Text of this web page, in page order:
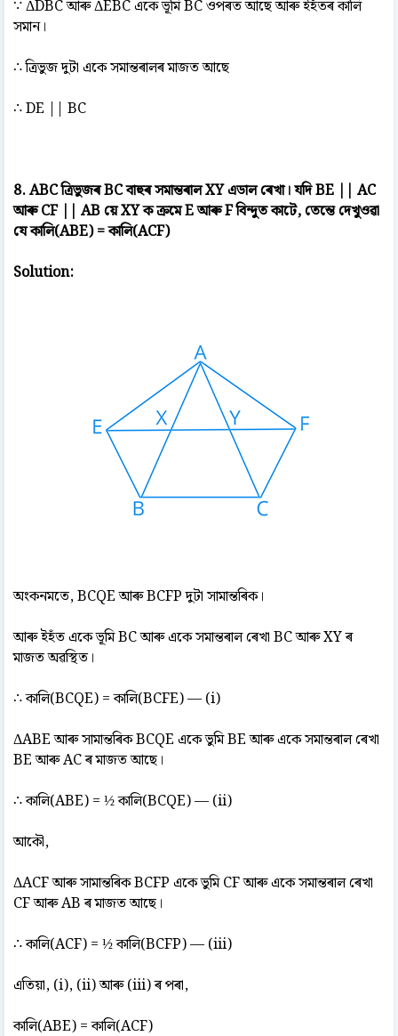
∵ ΔDBC আৰু ΔEBC একে ভূমি BC ওপৰত আছে আৰু ইহঁতৰ কালি
সমান।
∴ ত্ৰিভুজ দুটা একে সমান্তৰালৰ মাজত আছে
∴ DE || BC
8. ABC ত্ৰিভুজৰ BC বাহুৰ সমান্তৰাল XY এডাল ৰেখা। যদি BE || AC
আৰু CF || AB য়ে XY ক ক্ৰমে E আৰু F বিন্দুত কাটে, তেন্তে দেখুওৱা
যে কালি(ABE) = কালি(ACF)
Solution:
অংকনমতে, BCQE আৰু BCFP দুটা সামান্তৰিক।
আৰু ইহঁত একে ভূমি BC আৰু একে সমান্তৰাল ৰেখা BC আৰু XY ৰ
মাজত অৱস্থিত।
∴ কালি(BCQE) = কালি(BCFE) — (i)
ΔABE আৰু সামান্তৰিক BCQE একে ভুমি BE আৰু একে সমান্তৰাল ৰেখা
BE আৰু AC ৰ মাজত আছে।
∴ কালি(ABE) = ½ কালি(BCQE) — (ii)
আকৌ,
ΔACF আৰু সামান্তৰিক BCFP একে ভুমি CF আৰু একে সমান্তৰাল ৰেখা
CF আৰু AB ৰ মাজত আছে।
∴ কালি(ACF) = ½ কালি(BCFP) — (iii)
এতিয়া, (i), (ii) আৰু (iii) ৰ পৰা,
কালি(ABE) = কালি(ACF)